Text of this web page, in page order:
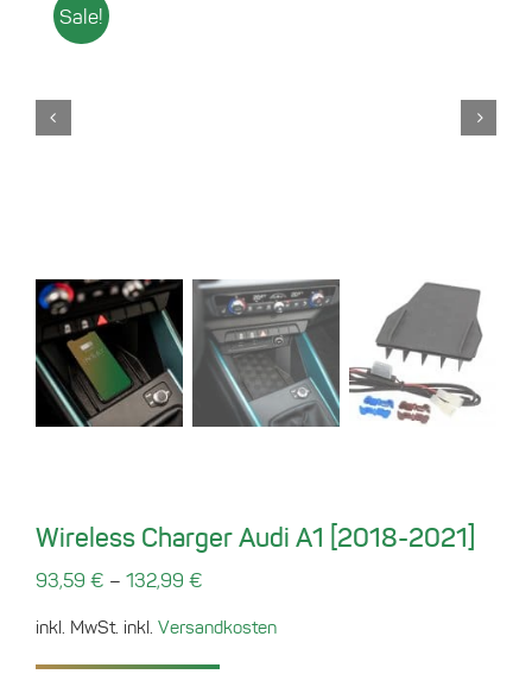
Sale!
Wireless Charger Audi A1 [2018-2021]
93,59 € – 132,99 €
inkl. MwSt. inkl. Versandkosten